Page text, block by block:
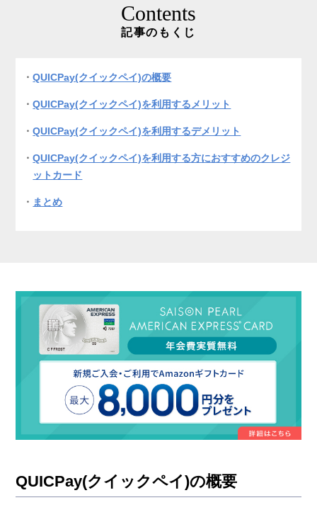
Contents
記事のもくじ
QUICPay(クイックペイ)の概要
QUICPay(クイックペイ)を利用するメリット
QUICPay(クイックペイ)を利用するデメリット
QUICPay(クイックペイ)を利用する方におすすめのクレジ
ットカード
まとめ
QUICPay(クイックペイ)の概要